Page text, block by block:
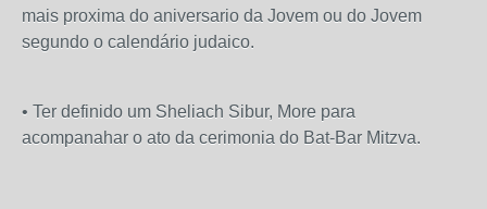
mais proxima do aniversario da Jovem ou do Jovem
segundo o calendário judaico.
• Ter definido um Sheliach Sibur, More para
acompanahar o ato da cerimonia do Bat-Bar Mitzva.